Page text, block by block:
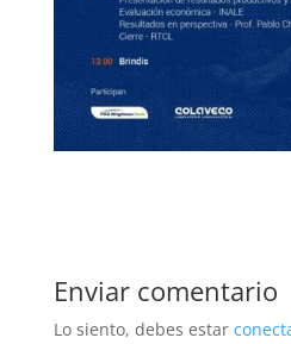
Enviar comentario
Lo siento, debes estar